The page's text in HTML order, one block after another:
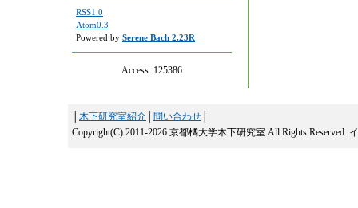
RSS1.0
Atom0.3
Powered by Serene Bach 2.23R
Access: 125386
木下研究室紹介 問い合わせ
Copyright(C) 2011-2026 京都橘大学木下研究室 All Rights Reserved.